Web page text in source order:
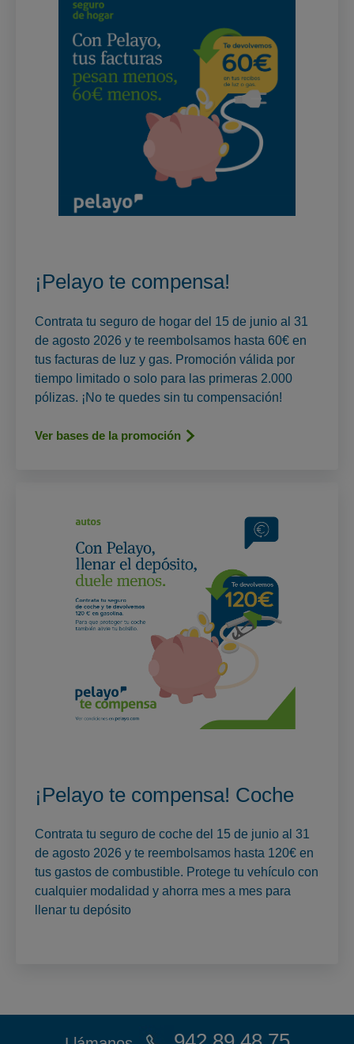
¡Pelayo te compensa!
Contrata tu seguro de hogar del 15 de junio al 31
de agosto 2026 y te reembolsamos hasta 60€ en
tus facturas de luz y gas. Promoción válida por
tiempo limitado o solo para las primeras 2.000
pólizas. ¡No te quedes sin tu compensación!
Ver bases de la promoción
¡Pelayo te compensa! Coche
Contrata tu seguro de coche del 15 de junio al 31
de agosto 2026 y te reembolsamos hasta 120€ en
tus gastos de combustible. Protege tu vehículo con
cualquier modalidad y ahorra mes a mes para
llenar tu depósito